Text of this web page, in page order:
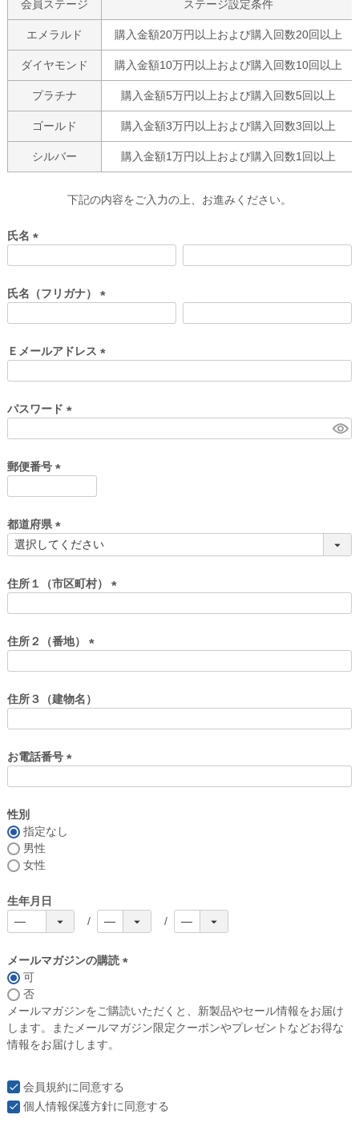
会員ステージ ステージ設定条件
エメラルド 購入金額20万円以上および購入回数20回以上
ダイヤモンド 購入金額10万円以上および購入回数10回以上
プラチナ 購入金額5万円以上および購入回数5回以上
ゴールド 購入金額3万円以上および購入回数3回以上
シルバー 購入金額1万円以上および購入回数1回以上
下記の内容をご入力の上、お進みください。
氏名
須
)
氏名（フリガナ）
須
)
Ｅメールアドレス
)
パスワード
)
郵便番号
須
)
都道府県
(
須
)
住所１（市区町村）
)
住所２（番地）
須
)
住所３（建物名）
お電話番号
性別
指定なし
男性
女性
生年月日
メールマガジンの購読
須
)
可
否
メールマガジンをご購読いただくと、新製品やセール情報をお届け
します。またメールマガジン限定クーポンやプレゼントなどお得な
情報をお届けします。
会員規約に同意する
個人情報保護方針に同意する